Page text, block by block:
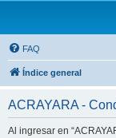
FAQ
Índice general
ACRAYARA -
Al ingresar en